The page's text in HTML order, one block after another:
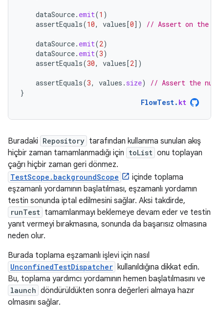
dataSource. emit(1 )
assertEquals(10, values[0] ) // Assert on the
dataSource. emit(2)
dataSource. emit(3)
assertEquals(30, values[2] )
assertEquals(3, values . size)
// Assert the
}
FlowTest. kt
Buradaki Repository tarafından kullanıma sunulan akış
hiçbir zaman tamamlanmadığı için toList onu toplayan
çağrı hiçbir zaman geri dönmez.
TestScope.backgroundScope
içinde toplama
eşzamanlı yordamının başlatılması, eşzamanlı yordamın
testin sonunda iptal edilmesini sağlar. Aksi takdirde,
runTest tamamlanmayı beklemeye devam eder ve testin
yanıt vermeyi bırakmasına, sonunda da başarısız olmasına
neden olur.
Burada toplama eşzamanlı işlevi için nasıl
UnconfinedTestDispatcher kullanıldığına dikkat edin.
Bu, toplama yardımcı yordamının hemen başlatılmasını ve
launch döndürüldükten sonra değerleri almaya hazır
olmasını sağlar.